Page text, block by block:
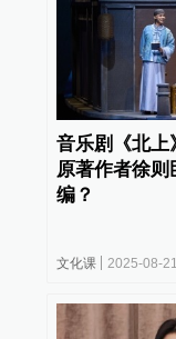
音乐剧《北上
原著作者徐则
编？
文化课 2025-08-21